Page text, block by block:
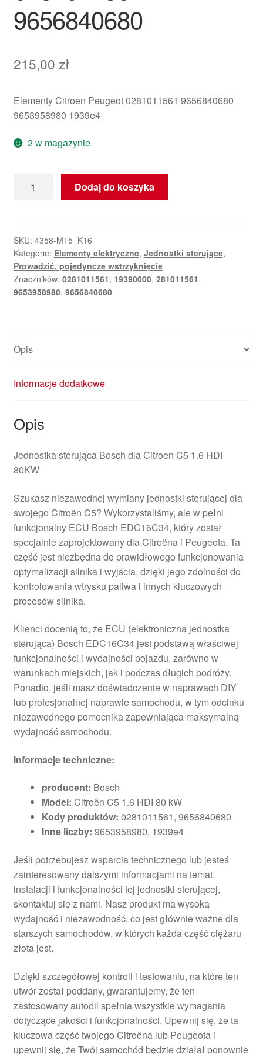
9656840680
215,00 zł
Elementy Citroen Peugeot 0281011561 9656840680
9653958980 1939e4
2 w magazynie
ECU
Citroën
0281011561
9656840680
Dodaj do koszyka
SKU: 4358-M15_K16
Kategorie: Elementy elektryczne, Jednostki sterujące,
Prowadzić. pojedyncze wstrzyknięcie
Znaczników: 0281011561, 19390000, 281011561,
9653958980, 9656840680
Opis
Informacje dodatkowe
Opis
Jednostka sterująca Bosch dla Citroen C5 1.6 HDI
80KW
Szukasz niezawodnej wymiany jednostki sterującej dla
swojego Citroën C5? Wykorzystaliśmy, ale w pełni
funkcjonalny ECU Bosch EDC16C34, który został
specjalnie zaprojektowany dla Citroëna i Peugeota. Ta
część jest niezbędna do prawidłowego funkcjonowania
optymalizacji silnika i wyjścia, dzięki jego zdolności do
kontrolowania wtrysku paliwa i innych kluczowych
procesów silnika.
Klienci docenią to, że ECU (elektroniczna jednostka
sterująca) Bosch EDC16C34 jest podstawą właściwej
funkcjonalności i wydajności pojazdu, zarówno w
warunkach miejskich, jak i podczas długich podróży.
Ponadto, jeśli masz doświadczenie w naprawach DIY
lub profesjonalnej naprawie samochodu, w tym odcinku
niezawodnego pomocnika zapewniająca maksymalną
wydajność samochodu.
Informacje techniczne:
producent: Bosch
Model: Citroën C5 1.6 HDI 80 kW
Kody produktów: 0281011561, 9656840680
Inne liczby: 9653958980, 1939e4
Jeśli potrzebujesz wsparcia technicznego lub jesteś
zainteresowany dalszymi informacjami na temat
instalacji i funkcjonalności tej jednostki sterującej,
skontaktuj się z nami. Nasz produkt ma wysoką
wydajność i niezawodność, co jest głównie ważne dla
starszych samochodów, w których każda część ciężaru
złota jest.
Dzięki szczegółowej kontroli i testowaniu, na które ten
utwór został poddany, gwarantujemy, że ten
zastosowany autodil spełnia wszystkie wymagania
dotyczące jakości i funkcjonalności. Upewnij się, że ta
kluczowa część twojego Citroëna lub Peugeota i
upewnij się, że Twój samochód będzie działał ponownie